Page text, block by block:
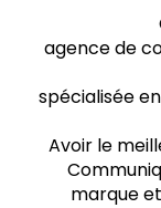
agence de
spécialisée
Avoir le
marque